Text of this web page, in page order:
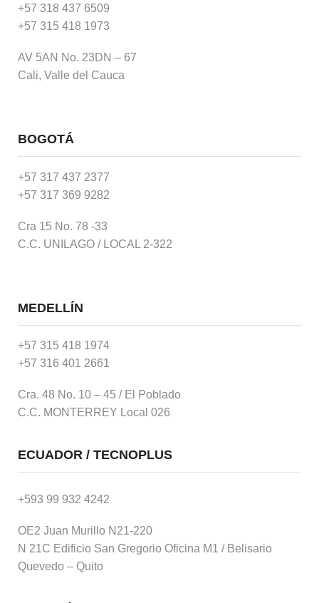
+57 318 437 6509
+57 315 418 1973
AV 5AN No. 23DN – 67
Cali, Valle del Cauca
BOGOTÁ
+57 317 437 2377
+57 317 369 9282
Cra 15 No. 78 -33
C.C. UNILAGO / LOCAL 2-322
MEDELLÍN
+57 315 418 1974
+57 316 401 2661
Cra. 48 No. 10 – 45 / El Poblado
C.C. MONTERREY Local 026
ECUADOR / TECNOPLUS
+593 99 932 4242
OE2 Juan Murillo N21-220
N 21C Edificio San Gregorio Oficina M1 / Belisario
Quevedo – Quito